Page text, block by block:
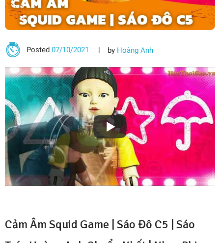
Posted07/10/2021 by Hoàng Anh
Cảm Âm Squid Game | Sáo Đô C5 | Sáo